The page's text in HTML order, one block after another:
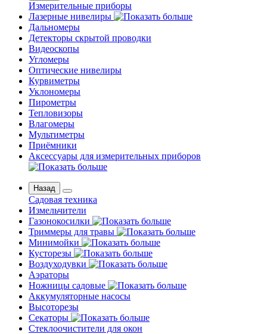
Измерительные приборы
Лазерные нивелиры
Дальномеры
Детекторы скрытой проводки
Видеоскопы
Угломеры
Оптические нивелиры
Курвиметры
Уклономеры
Пирометры
Тепловизоры
Влагомеры
Мультиметры
Приёмники
Аксессуары для измерительных приборов
Назад
Садовая техника
Измельчители
Газонокосилки
Триммеры для травы
Минимойки
Кусторезы
Воздуходувки
Аэраторы
Ножницы садовые
Аккумуляторные насосы
Высоторезы
Секаторы
Стеклоочистители для окон